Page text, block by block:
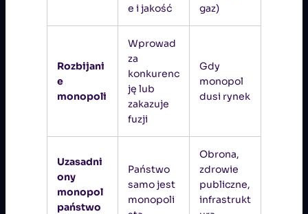
e i jakość
gaz)
Rozbijani
e
monopoli
Wprowad
za
konkurenc
ję lub
zakazuje
fuzji
Gdy
monopol
dusi rynek
Uzasadni
ony
monopol
państwo
Państwo
samo jest
monopoli
Obrona,
zdrowie
publiczne,
infrastrukt